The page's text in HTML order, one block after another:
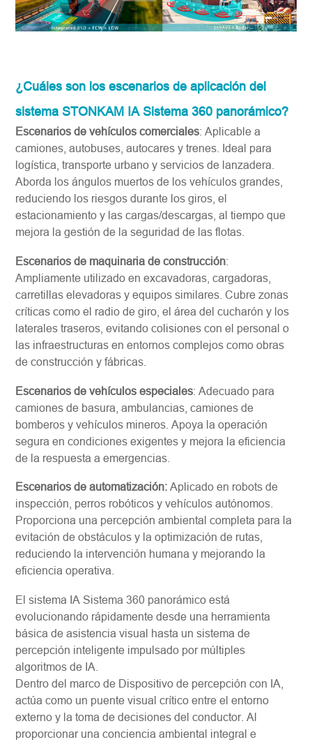
¿Cuáles son los escenarios de aplicación del
sistema STONKAM IA Sistema 360 panorámico?
Escenarios de vehículos comerciales: Aplicable a
camiones, autobuses, autocares y trenes. Ideal para
logística, transporte urbano y servicios de lanzadera.
Aborda los ángulos muertos de los vehículos grandes,
reduciendo los riesgos durante los giros, el
estacionamiento y las cargas/descargas, al tiempo que
mejora la gestión de la seguridad de las flotas.
Escenarios de maquinaria de construcción:
Ampliamente utilizado en excavadoras, cargadoras,
carretillas elevadoras y equipos similares. Cubre zonas
críticas como el radio de giro, el área del cucharón y los
laterales traseros, evitando colisiones con el personal o
las infraestructuras en entornos complejos como obras
de construcción y fábricas.
Escenarios de vehículos especiales: Adecuado para
camiones de basura, ambulancias, camiones de
bomberos y vehículos mineros. Apoya la operación
segura en condiciones exigentes y mejora la eficiencia
de la respuesta a emergencias.
Escenarios de automatización: Aplicado en robots de
inspección, perros robóticos y vehículos autónomos.
Proporciona una percepción ambiental completa para la
evitación de obstáculos y la optimización de rutas,
reduciendo la intervención humana y mejorando la
eficiencia operativa.
El sistema IA Sistema 360 panorámico está
evolucionando rápidamente desde una herramienta
básica de asistencia visual hasta un sistema de
percepción inteligente impulsado por múltiples
algoritmos de IA.
Dentro del marco de Dispositivo de percepción con IA,
actúa como un puente visual crítico entre el entorno
externo y la toma de decisiones del conductor. Al
proporcionar una conciencia ambiental integral e